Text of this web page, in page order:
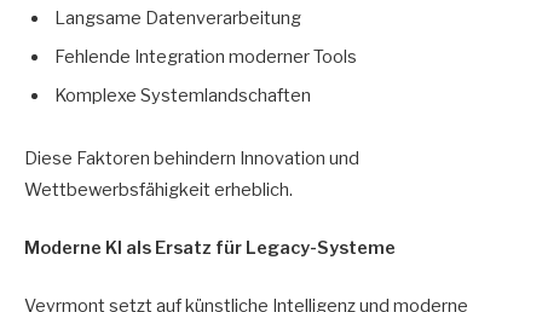
Langsame Datenverarbeitung
Fehlende Integration moderner Tools
Komplexe Systemlandschaften
Diese Faktoren behindern Innovation und
Wettbewerbsfähigkeit erheblich.
Moderne KI als Ersatz für Legacy-Systeme
Veyrmont setzt auf künstliche Intelligenz und moderne